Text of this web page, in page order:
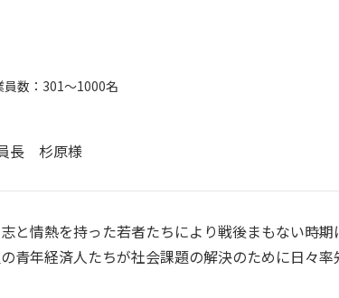
員数：301～1000名
長 杉原様
と情熱を持った若者たちにより戦後まもない時
青年経済人たちが社会課題の解決のために日々